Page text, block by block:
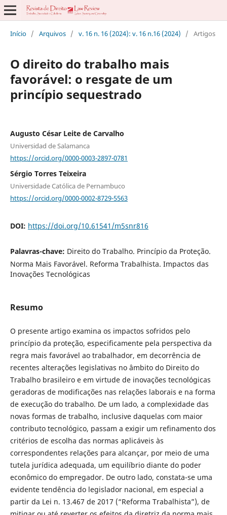
Início / Arquivos / v. 16 n. 16 (2024): v. 16 n.16 (2024) / Artigos
O direito do trabalho mais
favorável: o resgate de um
princípio sequestrado
Augusto César Leite de Carvalho
Universidad de Salamanca
https://orcid.org/0000-0003-2897-0781
Sérgio Torres Teixeira
Universidade Católica de Pernambuco
https://orcid.org/0000-0002-8729-5563
DOI: https://doi.org/10.61541/m5snr816
Palavras-chave: Direito do Trabalho. Princípio da Proteção.
Norma Mais Favorável. Reforma Trabalhista. Impactos das
Inovações Tecnológicas
Resumo
O presente artigo examina os impactos sofridos pelo
princípio da proteção, especificamente pela perspectiva da
regra mais favorável ao trabalhador, em decorrência de
recentes alterações legislativas no âmbito do Direito do
Trabalho brasileiro e em virtude de inovações tecnológicas
geradoras de modificações nas relações laborais e na forma
de execução do trabalho. De um lado, a complexidade das
novas formas de trabalho, inclusive daquelas com maior
contributo tecnológico, passam a exigir um refinamento dos
critérios de escolha das normas aplicáveis às
correspondentes relações para alcançar, por meio de uma
tutela jurídica adequada, um equilíbrio diante do poder
econômico do empregador. De outro lado, constata-se uma
evidente tendência do legislador nacional, em especial a
partir da Lei n. 13.467 de 2017 (“Reforma Trabalhista”), de